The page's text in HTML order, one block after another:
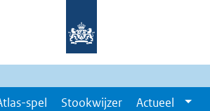
spel Stookwijzer Actueel